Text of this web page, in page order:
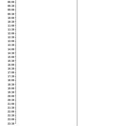
08:00
08:30
09:00
09:30
10:00
10:30
11:00
11:30
12:00
12:30
13:00
13:30
14:00
14:30
15:00
15:30
16:00
16:30
17:00
17:30
18:00
18:30
19:00
19:30
20:00
20:30
21:00
21:30
22:00
22:30
23:00
23:30